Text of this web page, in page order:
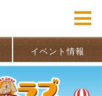
イベント情報